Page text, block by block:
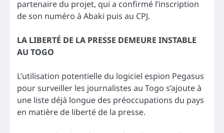
partenaire du projet, qui a confirmé l’inscription
de son numéro à Abaki puis au CPJ.
LA LIBERTÉ DE LA PRESSE DEMEURE INSTABLE
AU TOGO
L’utilisation potentielle du logiciel espion Pegasus
pour surveiller les journalistes au Togo s’ajoute à
une liste déjà longue des préoccupations du pays
en matière de liberté de la presse.